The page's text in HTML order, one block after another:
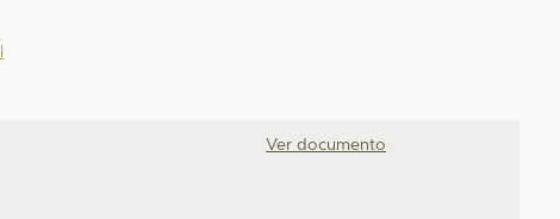
Ver documento